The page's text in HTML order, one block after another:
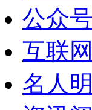
公众号
互联
名人